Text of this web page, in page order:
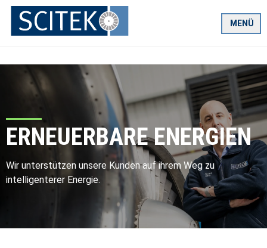
Zum
Inhalt
springen
MENÜ
ERNEUERBARE ENERGIEN
Wir unterstützen unsere Kunden auf ihrem Weg zu
intelligenterer Energie.